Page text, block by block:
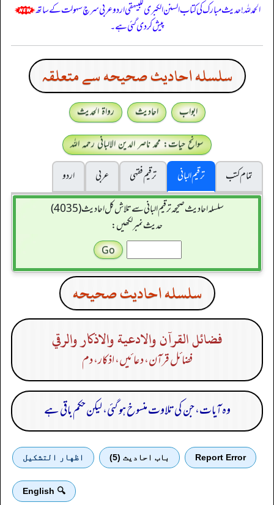
الحمدللہ! حدیث مبارک کی کتاب السنن الكبرى للبيهقي اردو عربی سرچ سہولت کے ساتھ
پیش کر دی گئی ہے۔
سلسله احاديث صحيحه سے متعلقہ
ابواب احادیث
رواۃ الحدیث
سوانح حیات: محمد ناصر الدین الالبانی رحمہ اللہ
تمام کتب
ترقیم البانی ترقيم فقہی عربی
اردو
سلسله احاديث صحيحه ترقیم البانی سے تلاش کل احادیث (4035)
حدیث نمبر لکھیں:
سلسله احاديث صحيحه
فضائل القرآن والادعية والاذكار والرقي
فضائل قرآن، دعا ئیں، اذکار، دم
وہ آیات، جن کی تلاوت منسوخ ہو گئی، لیکن حکم باقی ہے
Report Error باب احادیث (5) اظهار التشكيل
🔍 English